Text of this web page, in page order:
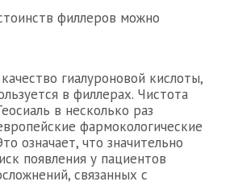
филлеров можно
гиалуроновой кислоты,
в филлерах. Чистота
в несколько раз
фармокологические
означает, что значительно
появления у пациентов
связанных с